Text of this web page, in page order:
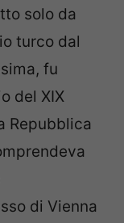
solo da
turco dal
fu
del XIX
Repubblica
di Vienna